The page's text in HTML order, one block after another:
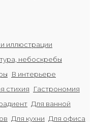
иллюстрации
небоскребы
В интерьере
стихия
Гастрономия
Для ванной
Для кухни Для офиса